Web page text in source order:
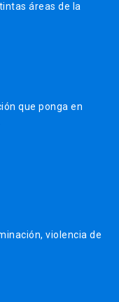
áreas de la
que ponga en
violencia de